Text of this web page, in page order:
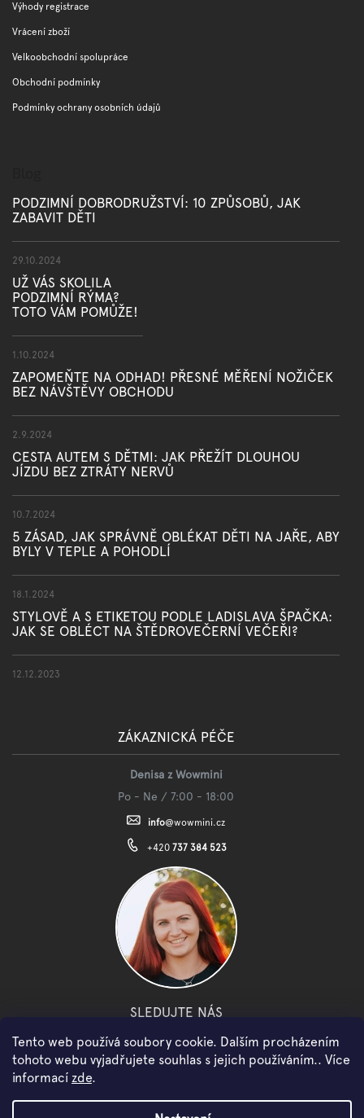
Tento web používá soubory cookie. Dalším procházením
tohoto webu vyjadřujete souhlas s jejich používáním.. Více
informací zde.
Výhody registrace
Vrácení zboží
Velkoobchodní spolupráce
Obchodní podmínky
Podmínky ochrany osobních údajů
PODZIMNÍ DOBRODRUŽSTVÍ: 10 ZPŮSOBŮ, JAK
ZABAVIT DĚTI
29.10.2024
UŽ VÁS SKOLILA
PODZIMNÍ RÝMA?
TOTO VÁM POMŮŽE!
1.10.2024
ZAPOMEŇTE NA ODHAD! PŘESNÉ MĚŘENÍ NOŽIČEK
BEZ NÁVŠTĚVY OBCHODU
2.9.2024
CESTA AUTEM S DĚTMI: JAK PŘEŽÍT DLOUHOU
JÍZDU BEZ ZTRÁTY NERVŮ
10.7.2024
5 ZÁSAD, JAK SPRÁVNĚ OBLÉKAT DĚTI NA JAŘE, ABY
BYLY V TEPLE A POHODLÍ
18.1.2024
STYLOVĚ A S ETIKETOU PODLE LADISLAVA ŠPAČKA:
JAK SE OBLÉCT NA ŠTĚDROVEČERNÍ VEČEŘI?
12.12.2023
ZÁKAZNICKÁ PÉČE
Denisa z Wowmini
Po - Ne / 7:00 - 18:00
info@wowmini.cz
+420 737 384 523
SLEDUJTE NÁS
facebook instagram youtube